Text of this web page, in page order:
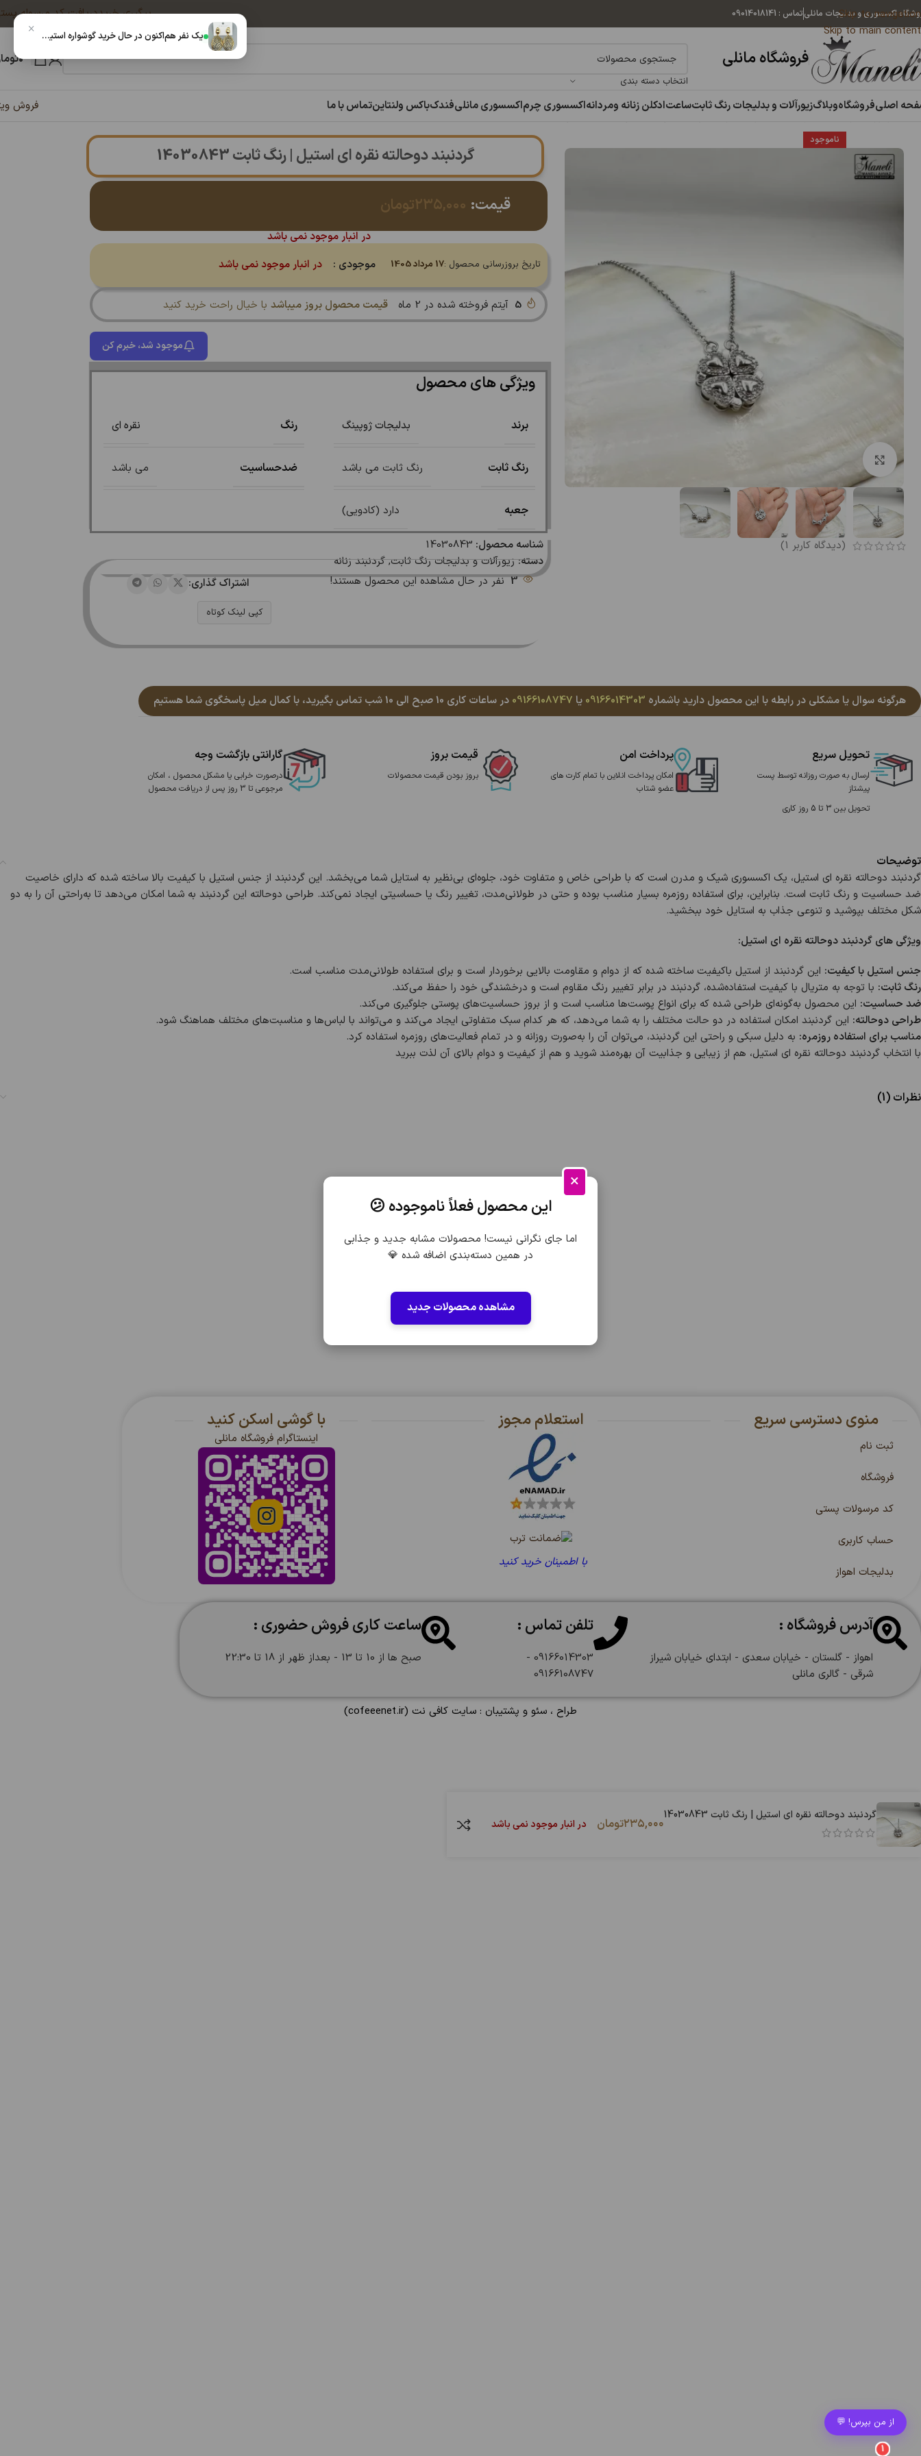
Skip to navigation
Skip to main content
اکسسوری و بدلیجات مانلیتماس : 09014018141 پیگیری خریددریافت کد مرسوله
فروشگاه مانلی
انتخاب دسته بندی
۰
اصلیفروشگاهوبلاگزیورآلات و بدلیجات رنگ ثابتساعتادکلن زنانه ومردانهاکسسوری چرماکسسوری مانلیفندکباکس ولنتاینتماس با ما فروش
زیورآلات و بدلیجات رنگ ثابت گردنبند دوحالته نقره ای استیل | رنگ ثابت 14030843
ناموجود
بزرگنمایی تصویر
(دیدگاه کاربر 1
)
گردنبند دوحالته نقره ای استیل | رنگ ثابت 14030843
قیمت: ۲۳۵,۰۰۰تومان
در انبار موجود نمی باشد
17 مرداد 1405تاریخ بروزرسانی محصول : موجودی : در انبار موجود نمی باشد
5 آیتم فروخته شده در 2 ماه قیمت محصول بروز میباشد با خیال راحت خرید کنید
موجود شد، خبرم کن
ویژگی های محصول
برند بدلیجات ژوپینگ رنگ نقره ای
رنگ ثابت رنگ ثابت می باشد ضدحساسیت می باشد
جعبه دارد (کادویی)
شناسه محصول: 14030843
دسته: زیورآلات و بدلیجات رنگ ثابت, گردنبند زنانه
3 نفر در حال مشاهده این محصول هستند! اشتراک گذاری:
کپی لینک کوتاه
هرگونه سوال یا مشکلی در رابطه با این محصول دارید باشماره 09166014303 یا 09166108747 در ساعات کاری 10 صبح الی 10 شب تماس بگیرید، با کمال میل پاسخگوی شما هستیم
تحویل سریع
ارسال به صورت روزانه توسط پست
پیشتاز
تحویل بین 3 تا 5 روز کاری
پرداخت امن
امکان پرداخت انلاین با تمام کارت های
عضو شتاب
قیمت بروز
بروز بودن قیمت محصولات
گارانتی بازگشت وجه
درصورت خرابی یا مشکل محصول ، امکان
مرجوعی تا 3 روز پس از دریافت محصول
توضیحات
گردنبند دوحالته نقره ای استیل، یک اکسسوری شیک و مدرن است که با طراحی خاص و متفاوت خود، جلوه‌ای بی‌نظیر به استایل شما می‌بخشد. این گردنبند از جنس استیل با کیفیت بالا ساخته شده که دارای خاصیت
ضد حساسیت و رنگ ثابت است. بنابراین، برای استفاده روزمره بسیار مناسب بوده و حتی در طولانی‌مدت، تغییر رنگ یا حساسیتی ایجاد نمی‌کند. طراحی دوحالته این گردنبند به شما امکان می‌دهد تا به‌راحتی آن را به دو
شکل مختلف بپوشید و تنوعی جذاب به استایل خود ببخشید.
ویژگی های گردنبند دوحالته نقره ای استیل:
جنس استیل با کیفیت: این گردنبند از استیل باکیفیت ساخته شده که از دوام و مقاومت بالایی برخوردار است و برای استفاده طولانی‌مدت مناسب است.
رنگ ثابت: با توجه به متریال با کیفیت استفاده‌شده، گردنبند در برابر تغییر رنگ مقاوم است و درخشندگی خود را حفظ می‌کند.
ضد حساسیت: این محصول به‌گونه‌ای طراحی شده که برای انواع پوست‌ها مناسب است و از بروز حساسیت‌های پوستی جلوگیری می‌کند.
طراحی دوحالته: این گردنبند امکان استفاده در دو حالت مختلف را به شما می‌دهد، که هر کدام سبک متفاوتی ایجاد می‌کند و می‌تواند با لباس‌ها و مناسبت‌های مختلف هماهنگ شود.
مناسب برای استفاده روزمره: به دلیل سبکی و راحتی این گردنبند، می‌توان آن را به‌صورت روزانه و در تمام فعالیت‌های روزمره استفاده کرد.
با انتخاب گردنبند دوحالته نقره ای استیل، هم از زیبایی و جذابیت آن بهره‌مند شوید و هم از کیفیت و دوام بالای آن لذت ببرید
نظرات (1)
منوی دسترسی سریع
ثبت نام
فروشگاه
کد مرسولات پستی
حساب کاربری
بدلیجات اهواز
استعلام مجوز
با اطمینان خرید کنید
با گوشی اسکن کنید
اینستاگرام فروشگاه مانلی
آدرس فروشگاه :
اهواز - گلستان - خیابان سعدی - ابتدای خیابان شیراز
شرقی - گالری مانلی
تلفن تماس :
09166014303 -
09166108747
ساعت کاری فروش حضوری :
صبح ها از 10 تا 13 - بعداز ظهر از 18 تا 22:30
طراح ، سئو و پشتیبان : سایت کافی نت (cofeeenet.ir)
گردنبند دوحالته نقره ای استیل | رنگ ثابت 14030843
۲۳۵,۰۰۰تومان در انبار موجود نمی باشد
×
این محصول فعلاً ناموجوده 😕
اما جای نگرانی نیست! محصولات مشابه جدید و جذابی
در همین دسته‌بندی اضافه شده 💎
مشاهده محصولات جدید
از من بپرس! 💬
1
یک نفر هم‌اکنون در حال خرید گوشواره استیل دفرمه فشن – رنگ ثابت با آبکاری درجه یک14040326 است ×